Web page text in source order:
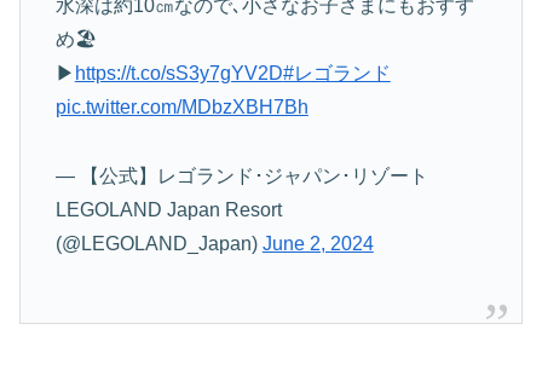
水深は約10㎝なので､小さなお子さまにもおすす
め🏖
▶ https://t.co/sS3y7gYV2D#レゴランド
pic.twitter.com/MDbzXBH7Bh
— 【公式】レゴランド･ジャパン･リゾート
LEGOLAND Japan Resort
(@LEGOLAND_Japan) June 2, 2024